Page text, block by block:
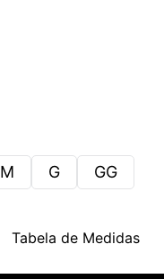
M G GG
Tabela de Medidas